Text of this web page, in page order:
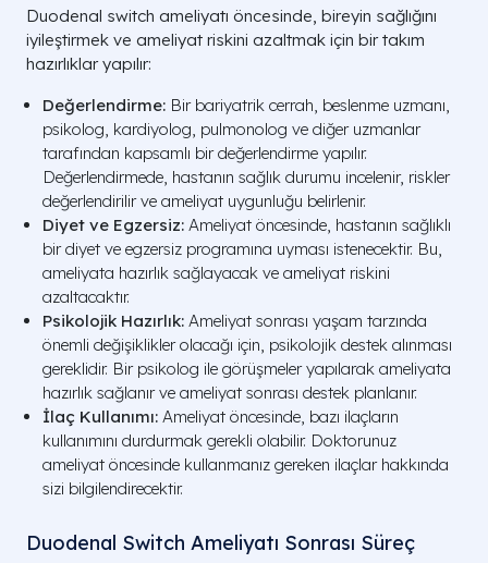
Duodenal switch ameliyatı öncesinde, bireyin sağlığını
iyileştirmek ve ameliyat riskini azaltmak için bir takım
hazırlıklar yapılır:
Değerlendirme: Bir bariyatrik cerrah, beslenme uzmanı,
psikolog, kardiyolog, pulmonolog ve diğer uzmanlar
tarafından kapsamlı bir değerlendirme yapılır.
Değerlendirmede, hastanın sağlık durumu incelenir, riskler
değerlendirilir ve ameliyat uygunluğu belirlenir.
Diyet ve Egzersiz: Ameliyat öncesinde, hastanın sağlıklı
bir diyet ve egzersiz programına uyması istenecektir. Bu,
ameliyata hazırlık sağlayacak ve ameliyat riskini
azaltacaktır.
Psikolojik Hazırlık: Ameliyat sonrası yaşam tarzında
önemli değişiklikler olacağı için, psikolojik destek alınması
gereklidir. Bir psikolog ile görüşmeler yapılarak ameliyata
hazırlık sağlanır ve ameliyat sonrası destek planlanır.
İlaç Kullanımı: Ameliyat öncesinde, bazı ilaçların
kullanımını durdurmak gerekli olabilir. Doktorunuz
ameliyat öncesinde kullanmanız gereken ilaçlar hakkında
sizi bilgilendirecektir.
Duodenal Switch Ameliyatı Sonrası Süreç